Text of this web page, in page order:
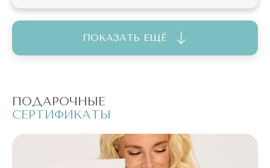
ПОКАЗАТЬ ЕЩЁ
ПОДАРОЧНЫЕ
СЕРТИФИКАТЫ